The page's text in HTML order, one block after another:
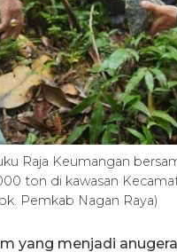
Raja Keumangan
ton di kawasan
Pemkab Nagan Raya)
yang menjadi